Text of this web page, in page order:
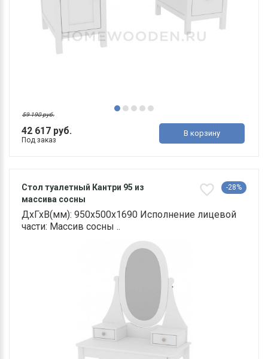
42 617 руб.
59 190 руб.
Под заказ
В корзину
Стол туалетный Кантри 95 из
массива сосны
-28%
ДхГхВ(мм): 950х500х1690 Исполнение лицевой
части: Массив сосны ..